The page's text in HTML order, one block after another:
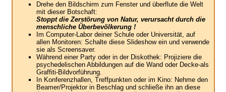
Drehe den Bildschirm zum Fenster und überflute die Welt
mit dieser Botschaft:
Stoppt die Zerstörung von Natur, verursacht durch die
menschliche Überbevölkerung !
Im Computer-Labor deiner Schule oder Universität, auf
allen Monitoren: Schalte diese Slideshow ein und verwende
sie als Screensaver.
Während einer Party oder in der Diskothek: Projiziere die
psychedelischen Abbildungen auf die Wand oder Decke-als
Graffiti-Bildvorführung.
In Konferenzhallen, Treffpunkten oder im Kino: Nehme den
Beamer/Projektor in Beschlag und schließe ihn an diese